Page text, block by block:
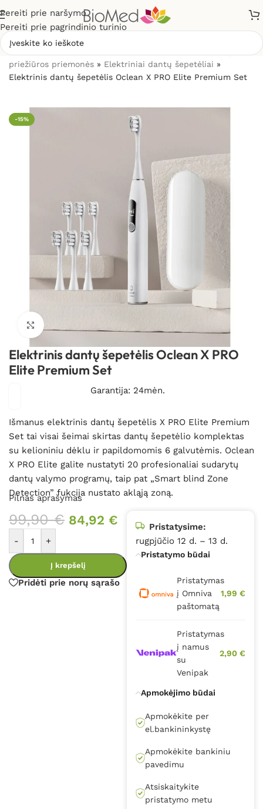
Pereiti prie naršymo
Pereiti prie pagrindinio turinio
priežiūros priemonės » Elektriniai dantų šepetėliai »
Elektrinis dantų šepetėlis Oclean X PRO Elite Premium Set
-15%
Spustelėkite, kad padidintumėte
Elektrinis dantų šepetėlis Oclean X PRO
Elite Premium Set
Garantija: 24mėn.
Išmanus elektrinis dantų šepetėlis X PRO Elite Premium
Set tai visai šeimai skirtas dantų šepetėlio komplektas
su kelioniniu dėklu ir papildomomis 6 galvutėmis. Oclean
X PRO Elite galite nustatyti 20 profesionaliai sudarytų
dantų valymo programų, taip pat „Smart blind Zone
Detection” fukcija nustato akląją zoną.
Pilnas aprašymas
99,90€ 84,92 €
- +
Į krepšelį
Pridėti prie norų sąrašo
Pristatysime:
rugpjūčio 12 d. – 13 d.
Pristatymo būdai
Pristatymas
į Omniva
paštomatą
1,99 €
Pristatymas
į namus
su
Venipak
2,90 €
Apmokėjimo būdai
Apmokėkite per
el.bankininkystę
Apmokėkite bankiniu
pavedimu
Atsiskaitykite
pristatymo metu